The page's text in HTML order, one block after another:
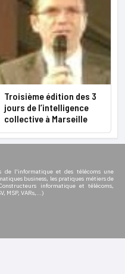
Troisième édition des 3
jours de l’intelligence
collective à Marseille
de l'informatique et des télécoms une
business, les pratiques métiers de
informatique et télécoms,
MSP, VARs,...)